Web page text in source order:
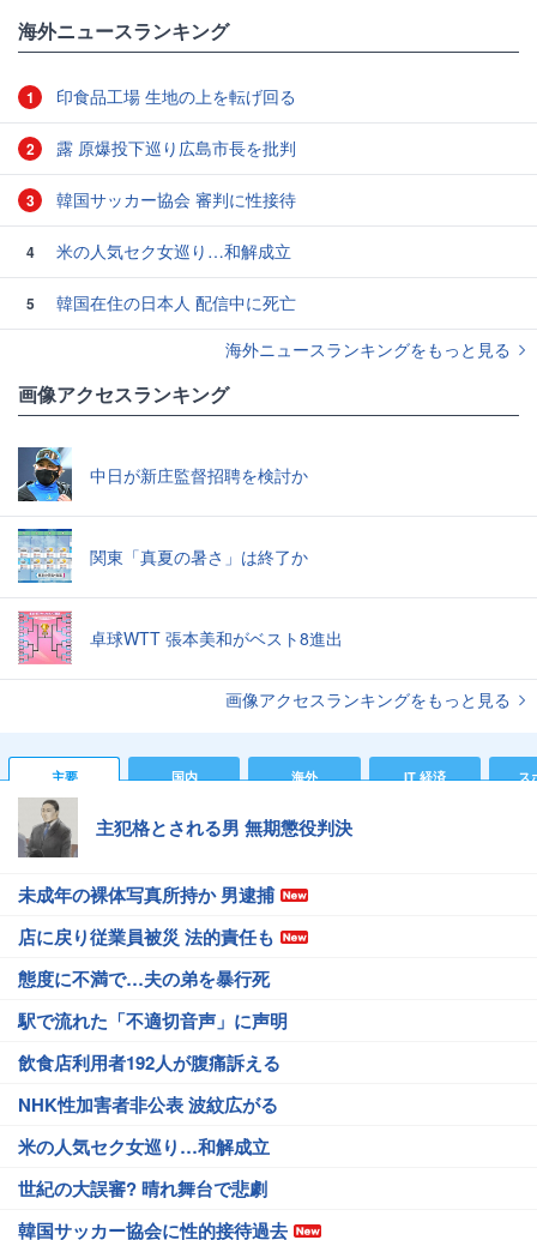
海外ニュースランキング
1 印食品工場 生地の上を転げ回る
2 露 原爆投下巡り広島市長を批判
3 韓国サッカー協会 審判に性接待
4 米の人気セク女巡り…和解成立
5
韓国在住の日本人 配信中に死亡
海外ニュースランキングをもっと見る
画像アクセスランキング
中日が新庄監督招聘を検討か
関東「真夏の暑さ」は終了か
卓球WTT 張本美和がベスト8進出
画像アクセスランキングをもっと見る
主要 国内 海外 IT 経済 ス
主犯格とされる男 無期懲役判決
未成年の裸体写真所持か 男逮捕
店に戻り従業員被災 法的責任も
態度に不満で…夫の弟を暴行死
駅で流れた「不適切音声」に声明
飲食店利用者192人が腹痛訴える
NHK性加害者非公表 波紋広がる
米の人気セク女巡り…和解成立
世紀の大誤審? 晴れ舞台で悲劇
韓国サッカー協会に性的接待過去